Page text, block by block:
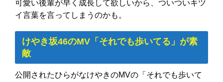
可愛い後輩が早く成長して欲しいから、ついついキツ
イ言葉を言ってしまうのかも。
けやき坂46のMV「それでも歩いてる」が素
敵
公開されたひらがなけやきのMVの「それでも歩いて